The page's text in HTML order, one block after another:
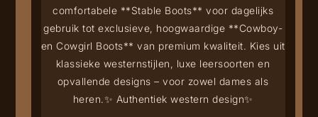
comfortabele **Stable Boots** voor dagelijks
gebruik tot exclusieve, hoogwaardige **Cowboy-
en Cowgirl Boots** van premium kwaliteit. Kies uit
klassieke westernstijlen, luxe leersoorten en
opvallende designs – voor zowel dames als
heren.✨ Authentiek western design✨